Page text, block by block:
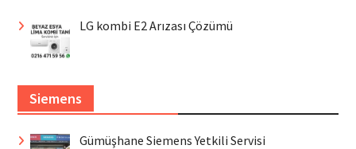
LG kombi E2 Arızası Çözümü
Siemens
Gümüşhane Siemens Yetkili Servisi